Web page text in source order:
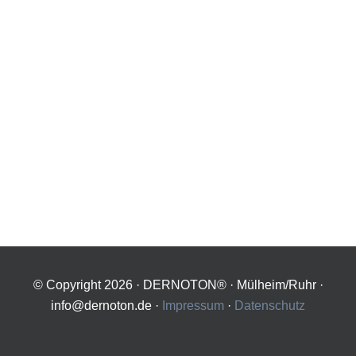
© Copyright 2026 · DERNOTON® · Mülheim/Ruhr ·
info@dernoton.de · Impressum · Datenschutz